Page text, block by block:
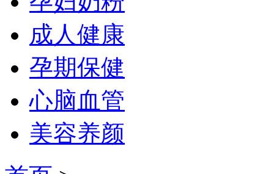
成人健康
孕期保健
心脑血管
美容养颜